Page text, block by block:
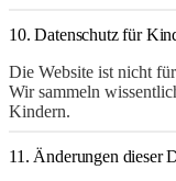
10. Datenschutz für
Die Website ist nicht
Wir sammeln
Kindern.
11. Änderungen dieser